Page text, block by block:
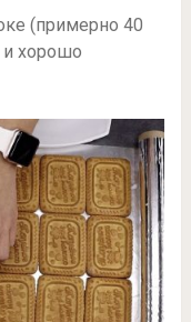
(примерно 40
и хорошо